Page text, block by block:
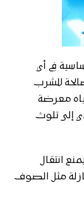
في أي
للشرب
معرضة
إلى تلوث
انتقال
مثل الصوف